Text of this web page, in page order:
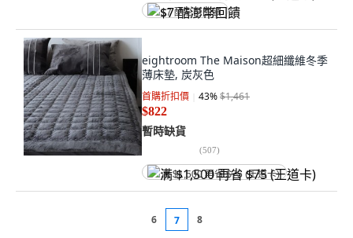
$7 酷澎幣回饋
eightroom The Maison超細纖維冬季
薄床墊, 炭灰色
首購折扣價 43%$1,461
$822
暫時缺貨
(507)
满 $1,500 再省 $75 (王道卡)
6 7 8